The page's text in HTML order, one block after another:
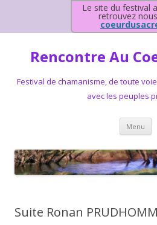
Le site du festival
retrouvez
Rencontre Au
Festival de chamanisme, de toute
avec les peuples
Menu
Suite Ronan